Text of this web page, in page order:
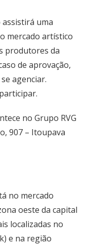
uma
mercado artístico
produtores da
de aprovação,
agenciar.
no Grupo RVG
907 – Itoupava
no mercado
oeste da capital
localizadas no
e na região